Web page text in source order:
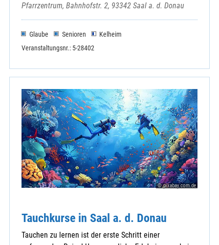
Pfarrzentrum, Bahnhofstr. 2, 93342 Saal a. d. Donau
Glaube Senioren
Kelheim
Veranstaltungsnr.: 5-28402
© pixabay.com.de
Tauchkurse in Saal a. d. Donau
Tauchen zu lernen ist der erste Schritt einer